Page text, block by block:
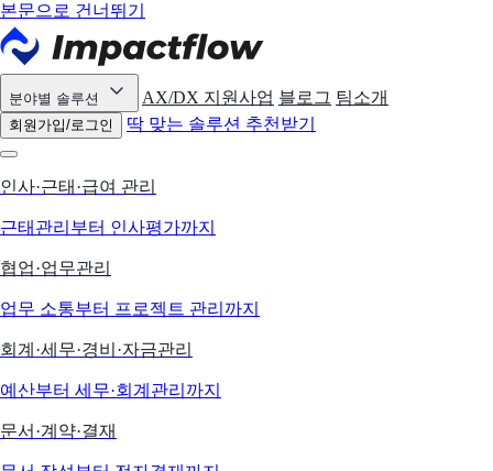
본문으로 건너뛰기
분야별 솔루션 AX/DX 지원사업 블로그 팀소개
회원가입/로그인 딱 맞는 솔루션 추천받기
인사·근태·급여 관리
근태관리부터 인사평가까지
협업·업무관리
업무 소통부터 프로젝트 관리까지
회계·세무·경비·자금관리
예산부터 세무·회계관리까지
문서·계약·결재